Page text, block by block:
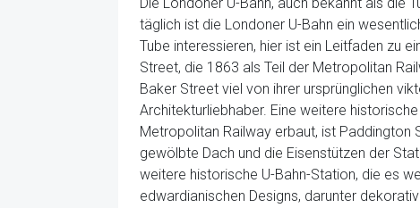
täglich ist die Londoner U-Bahn ein
Tube interessieren, hier ist ein Leitfaden zu
Street, die 1863 als Teil der Metropolitan
Baker Street viel von ihrer ursprünglichen
Architekturliebhaber. Eine weitere
Metropolitan Railway erbaut, ist Paddington
gewölbte Dach und die Eisenstützen der
weitere historische U-Bahn-Station, die es
edwardianischen Designs, darunter